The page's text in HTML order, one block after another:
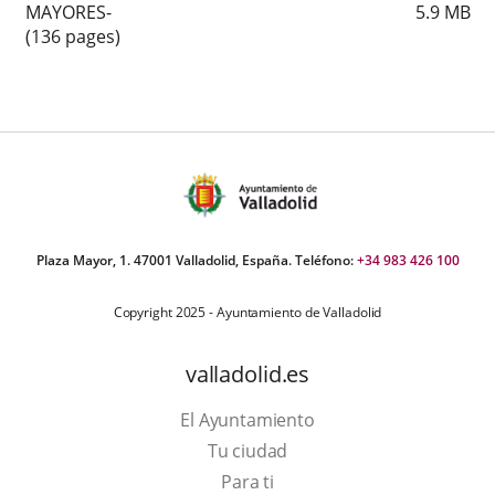
MAYORES-
5.9 MB
(136 pages)
Plaza Mayor, 1. 47001 Valladolid, España. Teléfono:+34 983 426 100
Copyright 2025 - Ayuntamiento de Valladolid
valladolid.es
El Ayuntamiento
Tu ciudad
Para ti